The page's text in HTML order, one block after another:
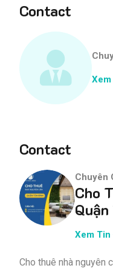
Contact
Contact
Chuyên
Cho
Quận
Xem Tin
Cho thuê nhà nguyên